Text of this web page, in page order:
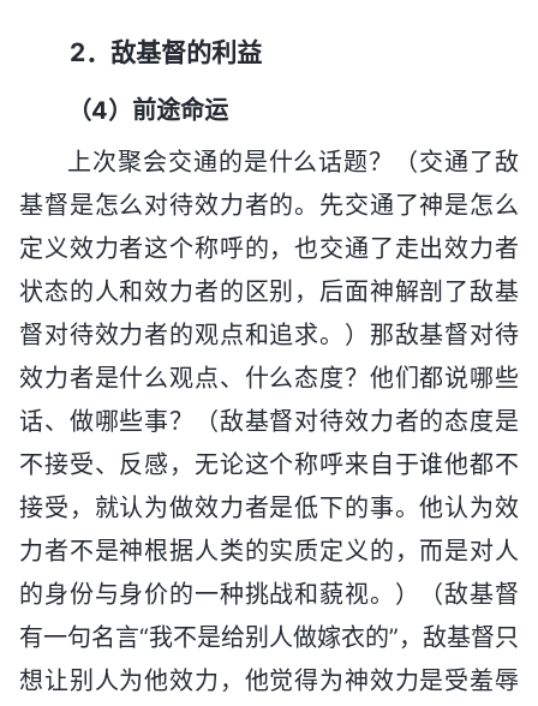
2．敌基督的利益
（4）前途命运
上次聚会交通的是什么话题？（交通了敌
基督是怎么对待效力者的。先交通了神是怎么
定义效力者这个称呼的，也交通了走出效力者
状态的人和效力者的区别，后面神解剖了敌基
督对待效力者的观点和追求。）那敌基督对待
效力者是什么观点、什么态度？他们都说哪些
话、做哪些事？（敌基督对待效力者的态度是
不接受、反感，无论这个称呼来自于谁他都不
接受，就认为做效力者是低下的事。他认为效
力者不是神根据人类的实质定义的，而是对人
的身份与身价的一种挑战和藐视。）（敌基督
有一句名言“我不是给别人做嫁衣的”，敌基督只
想让别人为他效力，他觉得为神效力是受羞辱